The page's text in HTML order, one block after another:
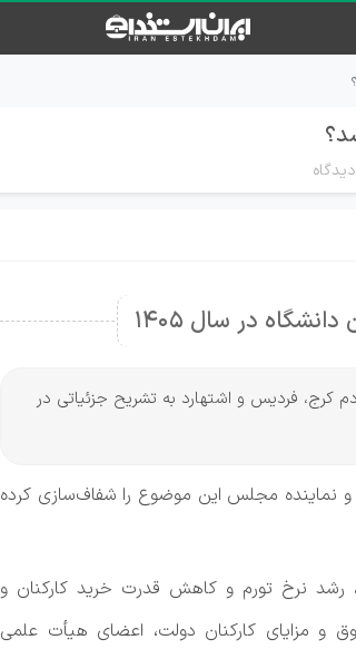
در سال 1405
کرج، فردیس و اشتهارد به تشریح جزئیاتی در
و نماینده مجلس این موضوع را شفاف‌سازی کرده
رشد نرخ تورم و کاهش قدرت خرید کارکنان و
و مزایای کارکنان دولت، اعضای هیأت علمی